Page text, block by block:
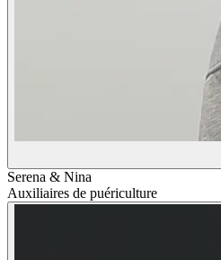
Serena & Nina
Auxiliaires de puériculture